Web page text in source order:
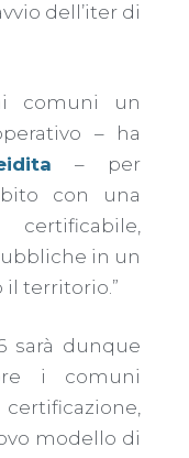
dell’iter di
comuni un
– ha
– per
con una
in un
territorio.”
sarà dunque
i comuni
modello di